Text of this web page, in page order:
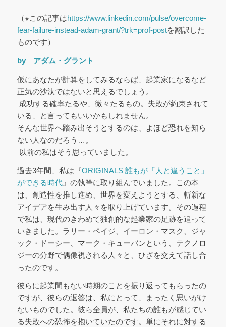
（※この記事はhttps://www.linkedin.com/pulse/overcome-
fear-failure-instead-adam-grant/?trk=prof-postを翻訳した
ものです）
by アダム・グラント
仮にあなたが計算をしてみるならば、起業家になるなど
正気の沙汰ではないと思えるでしょう。
成功する確率たるや、微々たるもの。失敗が約束されて
いる、と言ってもいいかもしれません。
そんな世界へ踏み出そうとするのは、よほど恐れを知ら
ない人なのだろう…。
以前の私はそう思っていました。
過去3年間、私は『ORIGINALS 誰もが「人と違うこと」
ができる時代』の執筆に取り組んでいました。この本
は、創造性を推し進め、世界を変えようとする、斬新な
アイデアを生み出す人々を取り上げています。その過程
で私は、現代のきわめて独創的な起業家の足跡を追って
いきました。ラリー・ペイジ、イーロン・マスク、ジャ
ック・ドーシー、マーク・キューバンという、テクノロ
ジーの分野で偶像視される人々と、ひざを交えて話し合
ったのです。
彼らに起業間もない時期のことを振り返ってもらったの
ですが、彼らの返答は、私にとって、まったく思いがけ
ないものでした。彼ら全員が、私たちの誰もが感じてい
る失敗への恐怖を抱いていたのです。単にそれに対する